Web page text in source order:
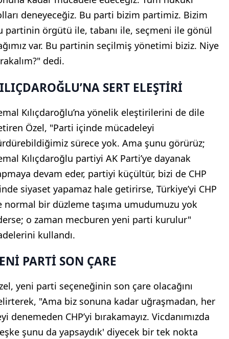
deneyeceğiz. Bu parti bizim partimiz. Bizim
partinin örgütü ile, tabanı ile, seçmeni ile gönül
var. Bu partinin seçilmiş yönetimi biziz. Niye
dedi.
SERT ELEŞTİRİ
Kılıçdaroğlu’na yönelik eleştirilerini de dile
Özel, "Parti içinde mücadeleyi
sürece yok. Ama şunu görürüz;
Kılıçdaroğlu partiyi AK Parti’ye dayanak
devam eder, partiyi küçültür, bizi de CHP
siyaset yapamaz hale getirirse, Türkiye’yi CHP
normal bir düzleme taşıma umudumuzu yok
o zaman mecburen yeni parti kurulur"
kullandı.
PARTİ SON ÇARE
yeni parti seçeneğinin son çare olacağını
"Ama biz sonuna kadar uğraşmadan, her
denemeden CHP’yi bırakamayız. Vicdanımızda
şunu da yapsaydık' diyecek bir tek nokta